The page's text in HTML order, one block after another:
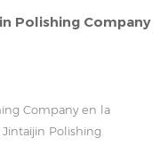
Polishing Company
Company en la
Polishing